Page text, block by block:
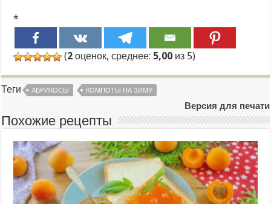
*
(2 оценок, среднее: 5,00 из 5)
Теги АБРИКОСЫ КОМПОТЫ НА ЗИМУ
Версия для печати
Похожие рецепты